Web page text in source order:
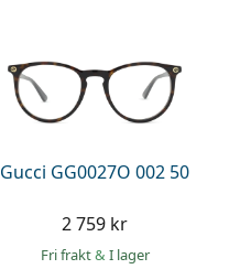
Gucci GG0027O 002 50
2 759 kr
Fri frakt& I lager